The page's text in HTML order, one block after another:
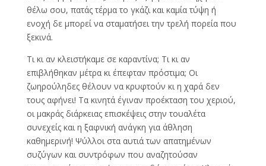
θέλω σου, πατάς τέρμα το γκάζι και καμία τύψη ή
ενοχή δε μπορεί να σταματήσει την τρελή πορεία που
ξεκινά.
Τι κι αν κλειστήκαμε σε καραντίνα; Τι κι αν
επιβλήθηκαν μέτρα κι έπεφταν πρόστιμα; Οι
ζωηρούληδες θέλουν να κρυφτούν κι η χαρά δεν
τους αφήνει! Τα κινητά έγιναν προέκταση του χεριού,
οι μακράς διάρκειας επισκέψεις στην τουαλέτα
συνεχείς και η ξαφνική ανάγκη για άθληση
καθημερινή! Ψύλλοι στα αυτιά των απατημένων
συζύγων και συντρόφων που αναζητούσαν